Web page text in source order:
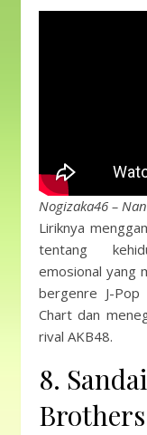
Nogizaka46 –
Liriknya
tentang
emosional yang
bergenre J-
Chart dan
rival AKB48.
8.
Brothers